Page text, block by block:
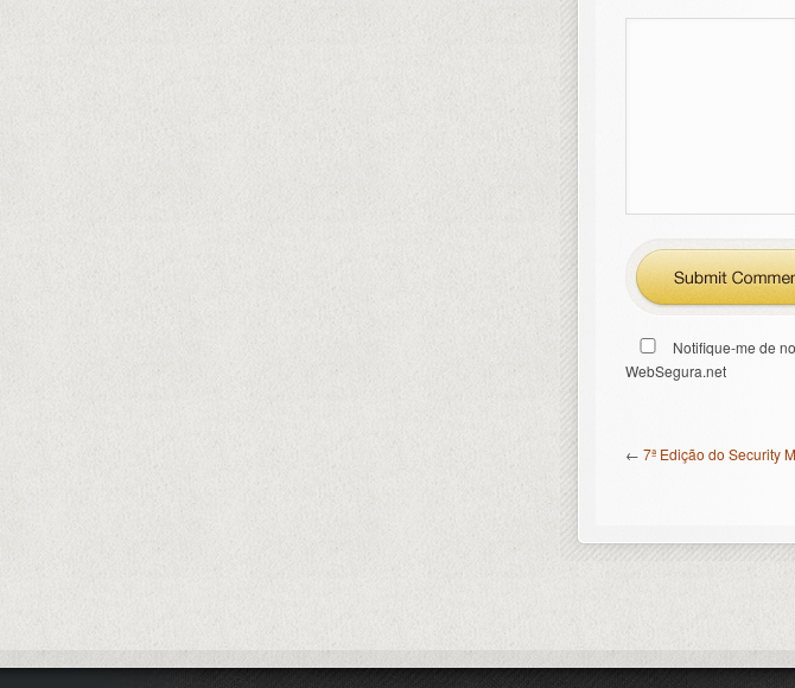
Notifique-me de
WebSegura.net
← 7ª Edição do Security